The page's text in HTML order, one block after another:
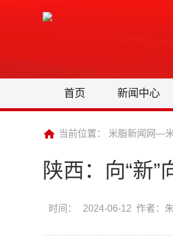
首页 新闻中心
当前位置： 米脂新闻网—
陕西：向“新”
时间： 2024-06-12 作者：